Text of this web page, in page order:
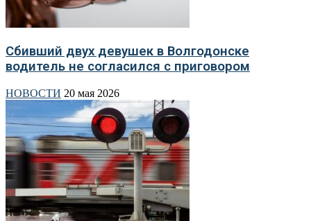
Сбивший двух девушек в Волгодонске
водитель не согласился с приговором
НОВОСТИ 20 мая 2026